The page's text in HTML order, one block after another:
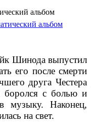
альбом
Шинода выпустил
его после смерти
друга Честера
боролся с болью и
музыку. Наконец,
на свет.